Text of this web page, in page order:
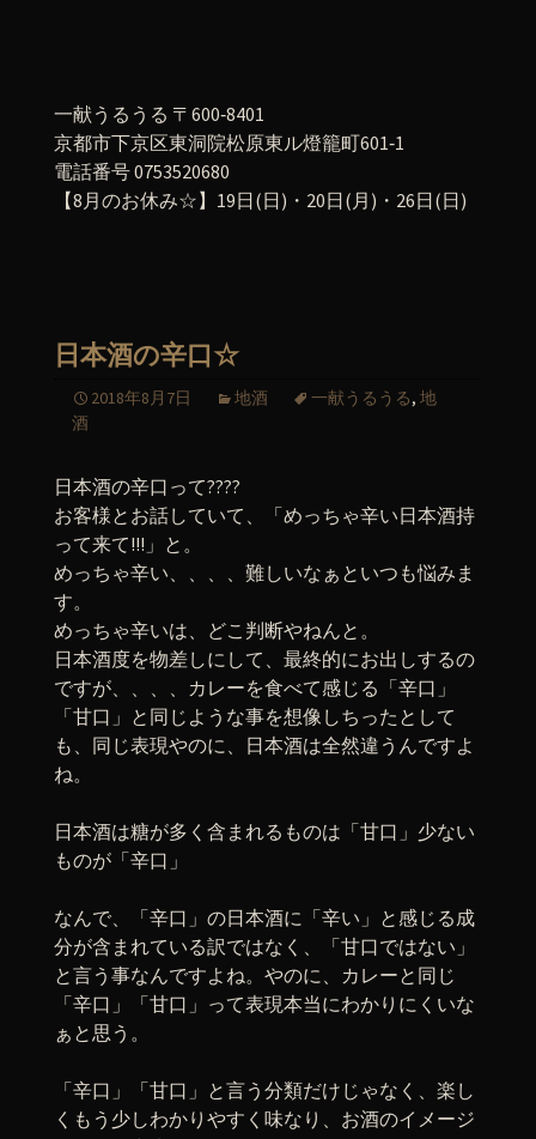
一献うるうる 〒600‐8401
京都市下京区東洞院松原東ル燈籠町601‐1
電話番号 0753520680
【8月のお休み☆】19日(日)・20日(月)・26日(日)
日本酒の辛口☆
2018年8月7日 地酒 一献うるうる, 地
酒
日本酒の辛口って????
お客様とお話していて、「めっちゃ辛い日本酒持
って来て!!!」と。
めっちゃ辛い、、、、難しいなぁといつも悩みま
す。
めっちゃ辛いは、どこ判断やねんと。
日本酒度を物差しにして、最終的にお出しするの
ですが、、、、カレーを食べて感じる「辛口」
「甘口」と同じような事を想像しちったとして
も、同じ表現やのに、日本酒は全然違うんですよ
ね。
日本酒は糖が多く含まれるものは「甘口」少ない
ものが「辛口」
なんで、「辛口」の日本酒に「辛い」と感じる成
分が含まれている訳ではなく、「甘口ではない」
と言う事なんですよね。やのに、カレーと同じ
「辛口」「甘口」って表現本当にわかりにくいな
ぁと思う。
「辛口」「甘口」と言う分類だけじゃなく、楽し
くもう少しわかりやすく味なり、お酒のイメージ